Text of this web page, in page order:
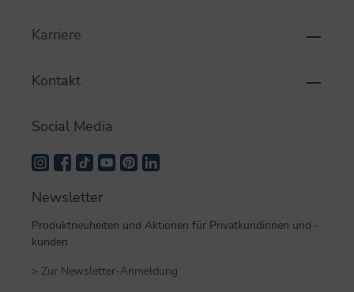
Karriere
Kontakt
Social Media
Newsletter
Produktneuheiten und Aktionen für Privatkundinnen und -
kunden
> Zur Newsletter-Anmeldung